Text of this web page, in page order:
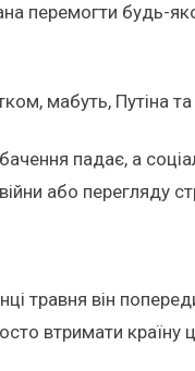
перемогти будь-
мабуть, Путіна
падає, а
або перегляду
травня він
втримати країну